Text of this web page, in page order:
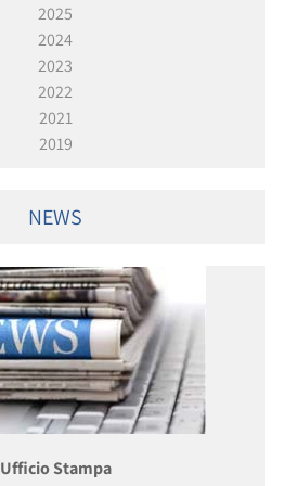
2025
2024
2023
2022
2021
2019
NEWS
Ufficio Stampa